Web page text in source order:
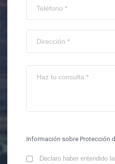
Información sobre Protección
Declaro haber entendido